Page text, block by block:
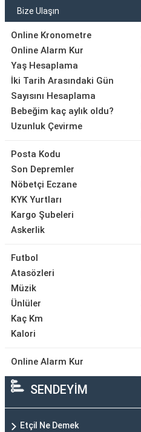
Bize Ulaşın
Online Kronometre
Online Alarm Kur
Yaş Hesaplama
İki Tarih Arasındaki Gün
Sayısını Hesaplama
Bebeğim kaç aylık oldu?
Uzunluk Çevirme
Posta Kodu
Son Depremler
Nöbetçi Eczane
KYK Yurtları
Kargo Şubeleri
Askerlik
Futbol
Atasözleri
Müzik
Ünlüler
Kaç Km
Kalori
Online Alarm Kur
SENDEYİM
Etçil Ne Demek